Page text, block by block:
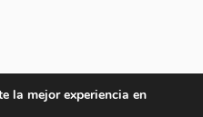
la mejor experiencia en